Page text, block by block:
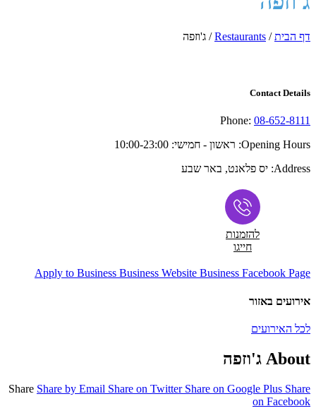
דף הבית/
Restaurants
/ ג'וזפה
Contact Details
Phone: 08-652-8111
Opening Hours: ראשון - חמישי: 10:00-23:00
Address: יס פלאנט, באר שבע
להזמנות
חייגו
Apply to Business Business Website Business Facebook Page
אירועים באזור
לכל האירועים
About ג'וזפה
Share Share by Email Share on Twitter Share on Google Plus Share
on Facebook